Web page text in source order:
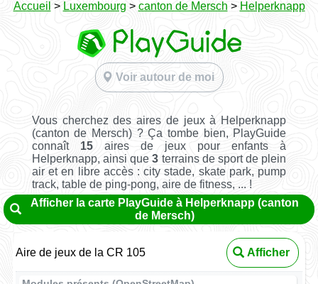
Accueil > Luxembourg > canton de Mersch > Helperknapp
Voir autour de moi
Vous cherchez des aires de jeux à Helperknapp
(canton de Mersch) ? Ça tombe bien, PlayGuide
connaît 15aires de jeux pour enfants à
Helperknapp, ainsi que3 terrains de sport de plein
air et en libre accès : city stade, skate park, pump
track, table de ping-pong, aire de fitness, ... !
Afficher la carte PlayGuide à Helperknapp (canton
de Mersch)
Aire de jeux de la CR 105 Afficher